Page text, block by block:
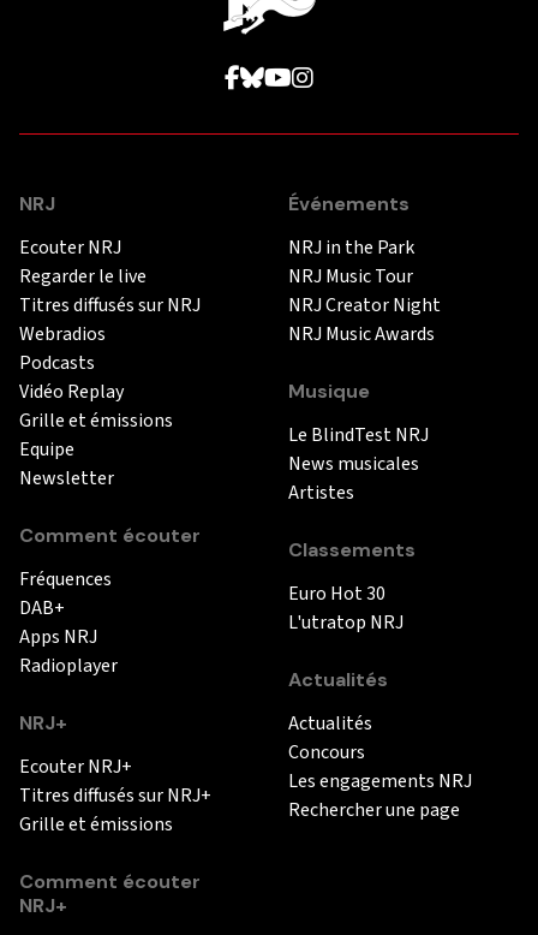
NRJ
Ecouter NRJ
Regarder le live
Titres diffusés sur NRJ
Webradios
Podcasts
Vidéo Replay
Grille et émissions
Equipe
Newsletter
Comment écouter
Fréquences
DAB+
Apps NRJ
Radioplayer
NRJ+
Ecouter NRJ+
Titres diffusés sur NRJ+
Grille et émissions
Comment écouter
NRJ+
Événements
NRJ in the Park
NRJ Music Tour
NRJ Creator Night
NRJ Music Awards
Musique
Le BlindTest NRJ
News musicales
Artistes
Classements
Euro Hot 30
L'utratop NRJ
Actualités
Actualités
Concours
Les engagements NRJ
Rechercher une page